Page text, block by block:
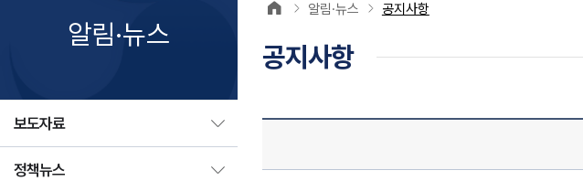
알림·뉴스
보도자료
정책뉴스
알림·뉴스 공지사항
공지사항